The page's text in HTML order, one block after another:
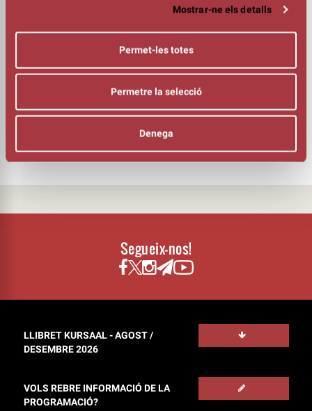
Mostrar-ne els detalls
Permet-les totes
Permetre la selecció
Denega
COMPOSICIÓ MUSICAL INTERPRETACIÓ
Anna Sala
Francesc Meseguer
Segueix-nos!
LLIBRET KURSAAL - AGOST /
DESEMBRE 2026
VOLS REBRE INFORMACIÓ DE LA
PROGRAMACIÓ?